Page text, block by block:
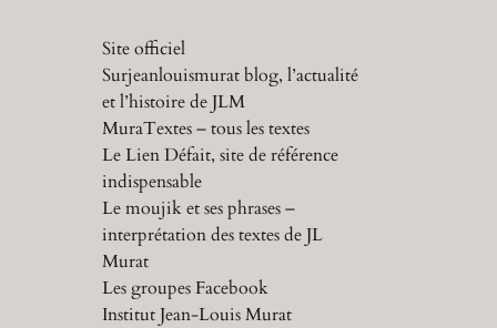
Site officiel
Surjeanlouismurat blog, l’actualité
et l’histoire de JLM
MuraTextes – tous les textes
Le Lien Défait, site de référence
indispensable
Le moujik et ses phrases –
interprétation des textes de JL
Murat
Les groupes Facebook
Institut Jean-Louis Murat